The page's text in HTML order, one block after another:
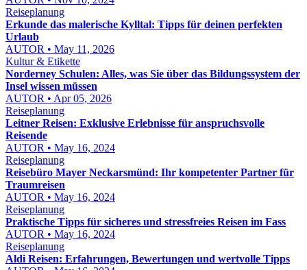
Reiseplanung
Erkunde das malerische Kylltal: Tipps für deinen perfekten
Urlaub
AUTOR • May 11, 2026
Kultur & Etikette
Norderney Schulen: Alles, was Sie über das Bildungssystem der
Insel wissen müssen
AUTOR • Apr 05, 2026
Reiseplanung
Leitner Reisen: Exklusive Erlebnisse für anspruchsvolle
Reisende
AUTOR • May 16, 2024
Reiseplanung
Reisebüro Mayer Neckarsmünd: Ihr kompetenter Partner für
Traumreisen
AUTOR • May 16, 2024
Reiseplanung
Praktische Tipps für sicheres und stressfreies Reisen im Fass
AUTOR • May 16, 2024
Reiseplanung
Aldi Reisen: Erfahrungen, Bewertungen und wertvolle Tipps